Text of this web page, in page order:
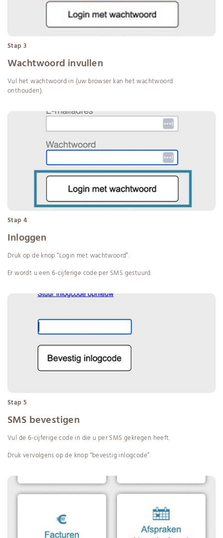
Stap 3
Wachtwoord invullen
Vul het wachtwoord in (uw browser kan het wachtwoord
onthouden).
Stap 4
Inloggen
Druk op de knop “Login met wachtwoord”.
Er wordt u een 6-cijferige code per SMS gestuurd.
Stap 5
SMS bevestigen
Vul de 6-cijferige code in die u per SMS gekregen heeft.
Druk vervolgens op de knop “bevestig inlogcode”.